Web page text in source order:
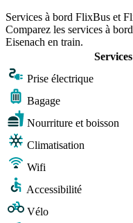
Services à bord FlixBus et
Comparez les services à
Eisenach en train.
Prise électrique
Bagage
Nourriture et boisson
Climatisation
Wifi
Accessibilité
Vélo